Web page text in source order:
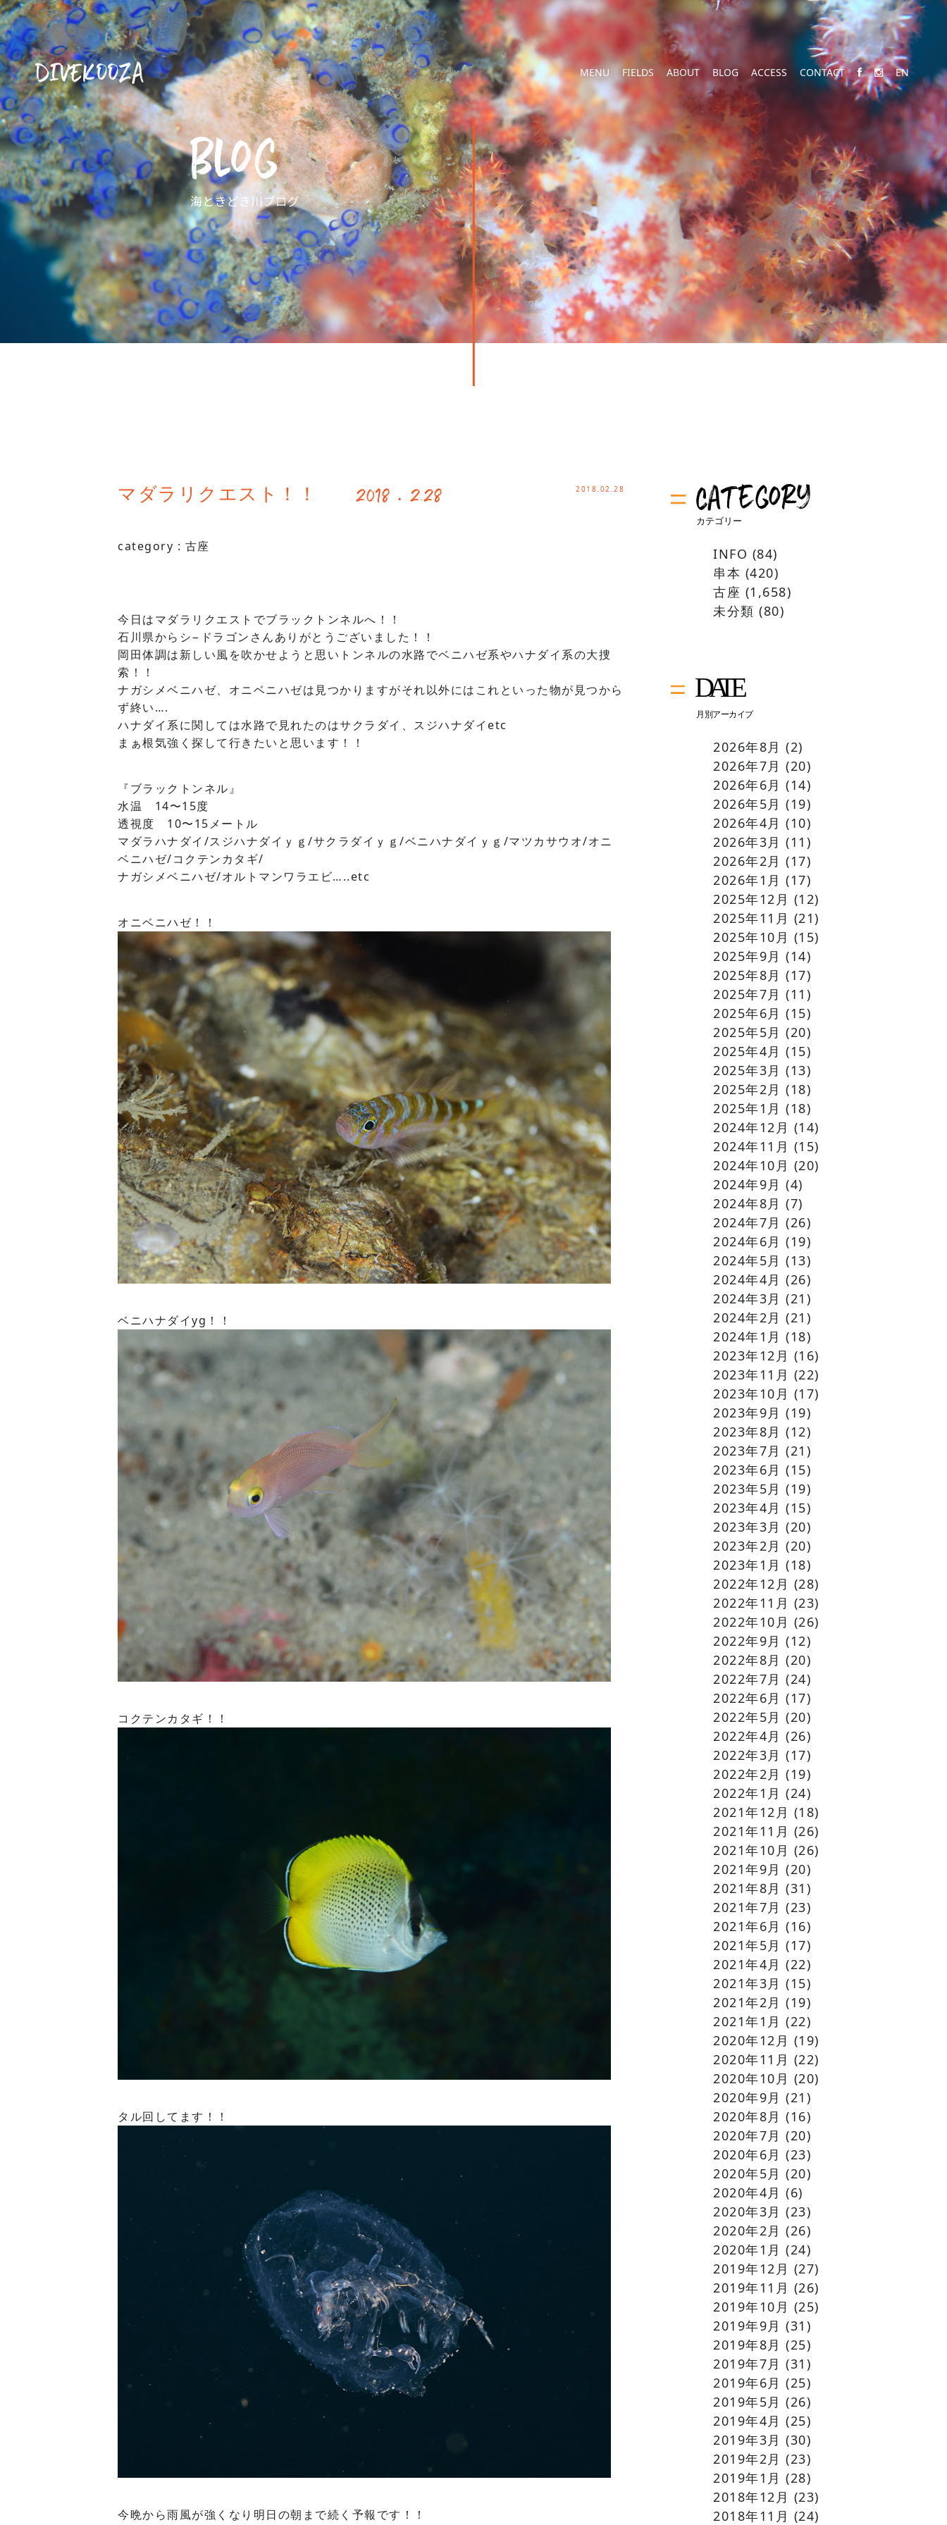
DIVEKOOZA MENU FIELDS ABOUT BLOG ACCESS CONTACT EN
マダラリクエスト！！ 2018．2.28 2018.02.28
category : 古座
今日はマダラリクエストでブラックトンネルへ！！
石川県からシ−ドラゴンさんありがとうございました！！
岡田体調は新しい風を吹かせようと思いトンネルの水路でベニハゼ系やハナダイ系の大捜
索！！
ナガシメベニハゼ、オニベニハゼは見つかりますがそれ以外にはこれといった物が見つから
ず終い….
ハナダイ系に関しては水路で見れたのはサクラダイ、スジハナダイetc
まぁ根気強く探して行きたいと思います！！
『ブラックトンネル』
水温 14〜15度
透視度 10〜15メートル
マダラハナダイ/スジハナダイｙｇ/サクラダイｙｇ/ベニハナダイｙｇ/マツカサウオ/オニ
ベニハゼ/コクテンカタギ/
ナガシメベニハゼ/オルトマンワラエビ…..etc
オニベニハゼ！！
ベニハナダイyg！！
コクテンカタギ！！
タル回してます！！
今晩から雨風が強くなり明日の朝まで続く予報です！！
INFO (84)
串本 (420)
古座 (1,658)
未分類 (80)
2026年8月 (2)
2026年7月 (20)
2026年6月 (14)
2026年5月 (19)
2026年4月 (10)
2026年3月 (11)
2026年2月 (17)
2026年1月 (17)
2025年12月 (12)
2025年11月 (21)
2025年10月 (15)
2025年9月 (14)
2025年8月 (17)
2025年7月 (11)
2025年6月 (15)
2025年5月 (20)
2025年4月 (15)
2025年3月 (13)
2025年2月 (18)
2025年1月 (18)
2024年12月 (14)
2024年11月 (15)
2024年10月 (20)
2024年9月 (4)
2024年8月 (7)
2024年7月 (26)
2024年6月 (19)
2024年5月 (13)
2024年4月 (26)
2024年3月 (21)
2024年2月 (21)
2024年1月 (18)
2023年12月 (16)
2023年11月 (22)
2023年10月 (17)
2023年9月 (19)
2023年8月 (12)
2023年7月 (21)
2023年6月 (15)
2023年5月 (19)
2023年4月 (15)
2023年3月 (20)
2023年2月 (20)
2023年1月 (18)
2022年12月 (28)
2022年11月 (23)
2022年10月 (26)
2022年9月 (12)
2022年8月 (20)
2022年7月 (24)
2022年6月 (17)
2022年5月 (20)
2022年4月 (26)
2022年3月 (17)
2022年2月 (19)
2022年1月 (24)
2021年12月 (18)
2021年11月 (26)
2021年10月 (26)
2021年9月 (20)
2021年8月 (31)
2021年7月 (23)
2021年6月 (16)
2021年5月 (17)
2021年4月 (22)
2021年3月 (15)
2021年2月 (19)
2021年1月 (22)
2020年12月 (19)
2020年11月 (22)
2020年10月 (20)
2020年9月 (21)
2020年8月 (16)
2020年7月 (20)
2020年6月 (23)
2020年5月 (20)
2020年4月 (6)
2020年3月 (23)
2020年2月 (26)
2020年1月 (24)
2019年12月 (27)
2019年11月 (26)
2019年10月 (25)
2019年9月 (31)
2019年8月 (25)
2019年7月 (31)
2019年6月 (25)
2019年5月 (26)
2019年4月 (25)
2019年3月 (30)
2019年2月 (23)
2019年1月 (28)
2018年12月 (23)
2018年11月 (24)